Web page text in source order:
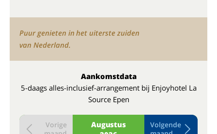
Puur genieten in het uiterste zuiden
van Nederland.
Aankomstdata
5-daags alles-inclusief-arrangement bij Enjoyhotel La
Source Epen
Augustus
Vorige
Volgende